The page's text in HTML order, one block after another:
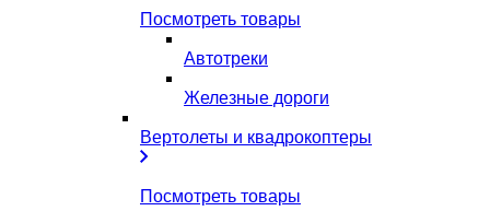
Посмотреть товары
Автотреки
Железные дороги
Вертолеты и квадрокоптеры
Посмотреть товары